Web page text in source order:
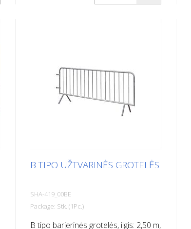
B TIPO UŽTVARINĖS GROTELĖS
SHA-419_00BE
Package: Stk. (1Pc.)
B tipo barjerinės grotelės, ilgis: 2,50 m,